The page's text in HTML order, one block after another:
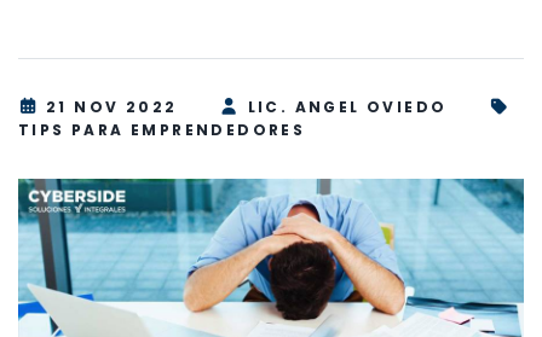
21 NOV 2022
LIC. ANGEL OVIEDO
TIPS PARA EMPRENDEDORES